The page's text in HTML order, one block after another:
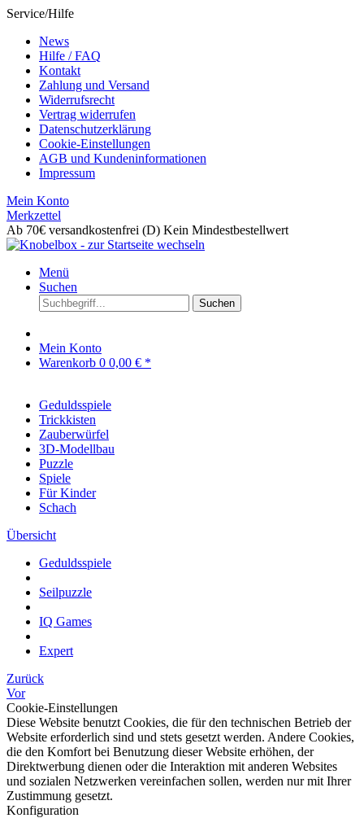
Service/Hilfe
News
Hilfe / FAQ
Kontakt
Zahlung und Versand
Widerrufsrecht
Vertrag widerrufen
Datenschutzerklärung
Cookie-Einstellungen
AGB und Kundeninformationen
Impressum
Mein Konto
Merkzettel
Ab 70€ versandkostenfrei (D) Kein Mindestbestellwert
Menü
Suchen
Suchen
Mein Konto
Warenkorb 0 0,00 € *
Geduldsspiele
Trickkisten
Zauberwürfel
3D-Modellbau
Puzzle
Spiele
Für Kinder
Schach
Übersicht
Geduldsspiele
Seilpuzzle
IQ Games
Expert
Zurück
Vor
Cookie-Einstellungen
Diese Website benutzt Cookies, die für den technischen Betrieb der
Website erforderlich sind und stets gesetzt werden. Andere Cookies,
die den Komfort bei Benutzung dieser Website erhöhen, der
Direktwerbung dienen oder die Interaktion mit anderen Websites
und sozialen Netzwerken vereinfachen sollen, werden nur mit Ihrer
Zustimmung gesetzt.
Konfiguration